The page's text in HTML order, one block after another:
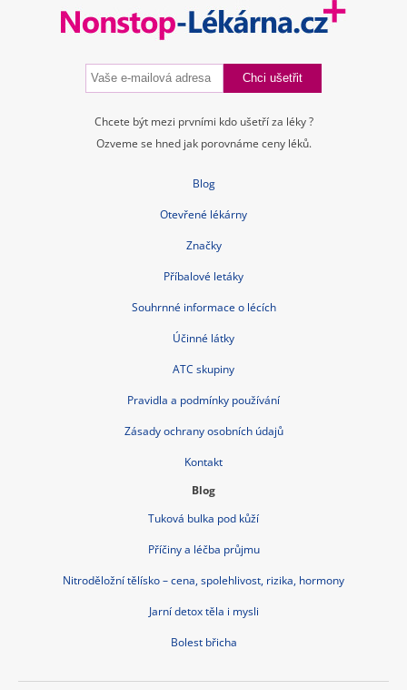
Chcete být mezi prvními kdo ušetří za léky ?
Ozveme se hned jak porovnáme ceny léků.
Blog
Otevřené lékárny
Značky
Příbalové letáky
Souhrnné informace o lécích
Účinné látky
ATC skupiny
Pravidla a podmínky používání
Zásady ochrany osobních údajů
Kontakt
Blog
Tuková bulka pod kůží
Příčiny a léčba průjmu
Nitroděložní tělísko – cena, spolehlivost, rizika, hormony
Jarní detox těla i mysli
Bolest břicha